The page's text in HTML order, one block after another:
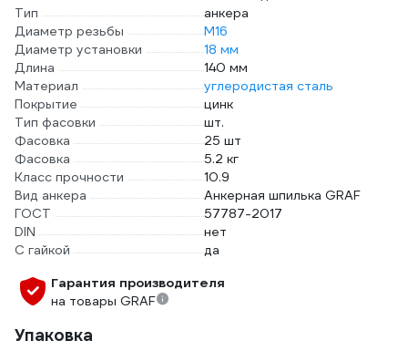
Тип
анкера
Диаметр резьбы
М16
Диаметр установки
18 мм
Длина
140 мм
Материал
углеродистая сталь
Покрытие
цинк
Тип фасовки
шт.
Фасовка
25 шт
Фасовка
5.2 кг
Класс прочности
10.9
Вид анкера
Анкерная шпилька GRAF
ГОСТ
57787-2017
DIN
нет
С гайкой
да
Гарантия производителя
на товары GRAF
Упаковка